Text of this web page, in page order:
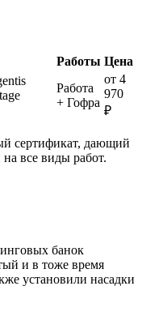
Работы Цена
Работа
+ Гофра
от 4
970
₽
сертификат, дающий
все виды работ.
банок
и в тоже время
установили насадки